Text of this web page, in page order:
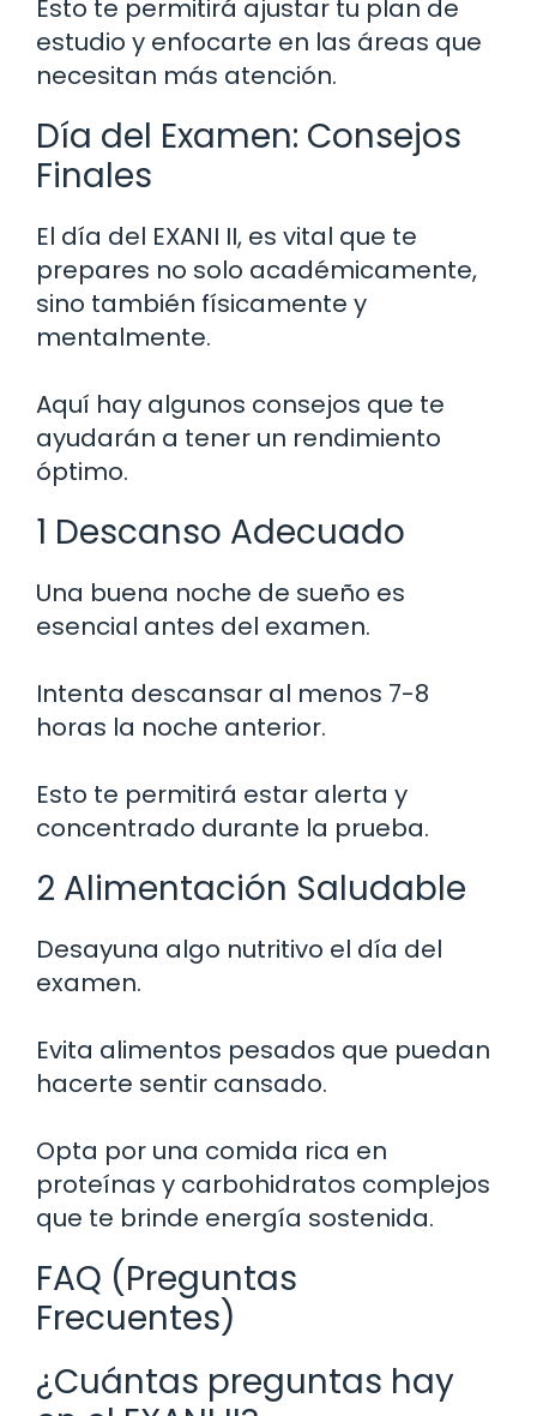
Esto te permitirá ajustar tu plan de
estudio y enfocarte en las áreas que
necesitan más atención.
Día del Examen: Consejos
Finales
El día del EXANI II, es vital que te
prepares no solo académicamente,
sino también físicamente y
mentalmente.
Aquí hay algunos consejos que te
ayudarán a tener un rendimiento
óptimo.
1 Descanso Adecuado
Una buena noche de sueño es
esencial antes del examen.
Intenta descansar al menos 7-8
horas la noche anterior.
Esto te permitirá estar alerta y
concentrado durante la prueba.
2 Alimentación Saludable
Desayuna algo nutritivo el día del
examen.
Evita alimentos pesados que puedan
hacerte sentir cansado.
Opta por una comida rica en
proteínas y carbohidratos complejos
que te brinde energía sostenida.
FAQ (Preguntas
Frecuentes)
¿Cuántas preguntas hay